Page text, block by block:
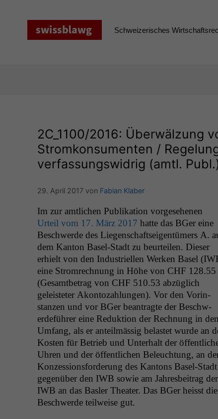
Schweizerisches
2C_1100/2016: Überwälzung
Stromkonsumenten /
verfassungswidrig (amtl.
29. April 2017 von Fabian Klaber
Im zur amtlichen Pub­lika­tion vorge­se­henen
Urteil vom 17. März 2017 hat­te das BGer eine
Beschw­erde des Liegen­schaft­seigen­tümers A.
dem Kan­ton Basel-Stadt zu beurteilen. Dieser
erhielt von den Indus­triellen Werken Basel (
eine Strom­rech­nung in Höhe von CHF 128.55
(Gesamt­be­trag von CHF 510.53 abzüglich
geleis­teter Akon­tozahlun­gen). Vor den Vorin­
stanzen und vor BGer beantragte der Beschw­
erde­führer eine Reduk­tion der Rech­nung in
Umfang, als er anteilmäs­sig belastet wurde an
Kosten für Betrieb und Unter­halt der
Uhren und der öffentlichen Beleuch­tung, an
Konzes­sions­forderung des Kan­tons Basel-Stadt
gegenüber den IWB sowie am Jahres­beitrag der
IWB an das Basler The­ater. Das BGer heisst die
Beschw­erde teil­weise gut.